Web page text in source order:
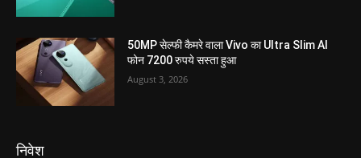
50MP सेल्फी कैमरे वाला Vivo का Ultra Slim AI
फोन 7200 रुपये सस्ता हुआ
August 3, 2026
निवेश